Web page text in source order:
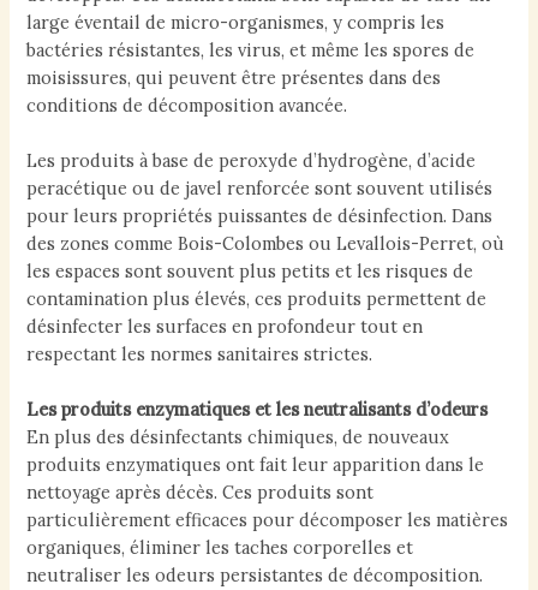
large éventail de micro-organismes, y compris les
bactéries résistantes, les virus, et même les spores de
moisissures, qui peuvent être présentes dans des
conditions de décomposition avancée.
Les produits à base de peroxyde d’hydrogène, d’acide
peracétique ou de javel renforcée sont souvent utilisés
pour leurs propriétés puissantes de désinfection. Dans
des zones comme Bois-Colombes ou Levallois-Perret, où
les espaces sont souvent plus petits et les risques de
contamination plus élevés, ces produits permettent de
désinfecter les surfaces en profondeur tout en
respectant les normes sanitaires strictes.
Les produits enzymatiques et les neutralisants d’odeurs
En plus des désinfectants chimiques, de nouveaux
produits enzymatiques ont fait leur apparition dans le
nettoyage après décès. Ces produits sont
particulièrement efficaces pour décomposer les matières
organiques, éliminer les taches corporelles et
neutraliser les odeurs persistantes de décomposition.